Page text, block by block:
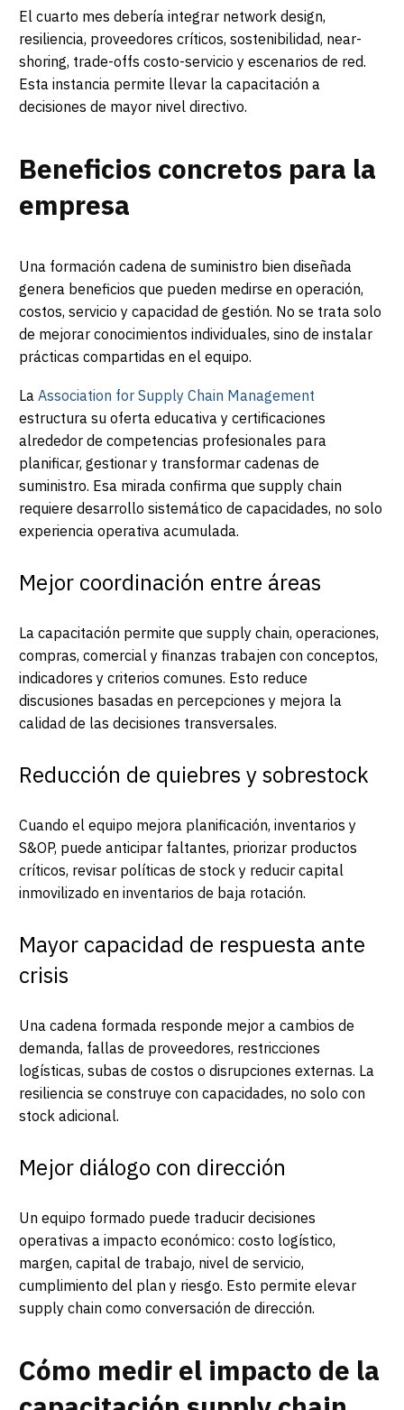
El cuarto mes debería integrar network design,
resiliencia, proveedores críticos, sostenibilidad, near-
shoring, trade-offs costo-servicio y escenarios de red.
Esta instancia permite llevar la capacitación a
decisiones de mayor nivel directivo.
Beneficios concretos para la
empresa
Una formación cadena de suministro bien diseñada
genera beneficios que pueden medirse en operación,
costos, servicio y capacidad de gestión. No se trata solo
de mejorar conocimientos individuales, sino de instalar
prácticas compartidas en el equipo.
La Association for Supply Chain Management
estructura su oferta educativa y certificaciones
alrededor de competencias profesionales para
planificar, gestionar y transformar cadenas de
suministro. Esa mirada confirma que supply chain
requiere desarrollo sistemático de capacidades, no solo
experiencia operativa acumulada.
Mejor coordinación entre áreas
La capacitación permite que supply chain, operaciones,
compras, comercial y finanzas trabajen con conceptos,
indicadores y criterios comunes. Esto reduce
discusiones basadas en percepciones y mejora la
calidad de las decisiones transversales.
Reducción de quiebres y sobrestock
Cuando el equipo mejora planificación, inventarios y
S&OP, puede anticipar faltantes, priorizar productos
críticos, revisar políticas de stock y reducir capital
inmovilizado en inventarios de baja rotación.
Mayor capacidad de respuesta ante
crisis
Una cadena formada responde mejor a cambios de
demanda, fallas de proveedores, restricciones
logísticas, subas de costos o disrupciones externas. La
resiliencia se construye con capacidades, no solo con
stock adicional.
Mejor diálogo con dirección
Un equipo formado puede traducir decisiones
operativas a impacto económico: costo logístico,
margen, capital de trabajo, nivel de servicio,
cumplimiento del plan y riesgo. Esto permite elevar
supply chain como conversación de dirección.
Cómo medir el impacto de la